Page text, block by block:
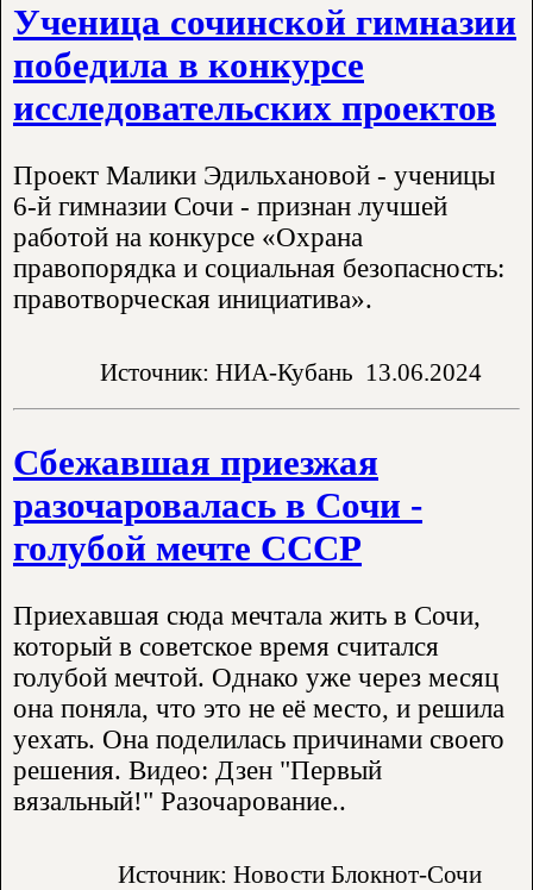
Ученица сочинской гимназии
победила в конкурсе
исследовательских проектов
Проект Малики Эдильхановой - ученицы
6-й гимназии Сочи - признан лучшей
работой на конкурсе «Охрана
правопорядка и социальная безопасность:
правотворческая инициатива».
Источник: НИА-Кубань 13.06.2024
Сбежавшая приезжая
разочаровалась в Сочи -
голубой мечте СССР
Приехавшая сюда мечтала жить в Сочи,
который в советское время считался
голубой мечтой. Однако уже через месяц
она поняла, что это не её место, и решила
уехать. Она поделилась причинами своего
решения. Видео: Дзен "Первый
вязальный!" Разочарование..
Источник: Новости Блокнот-Сочи